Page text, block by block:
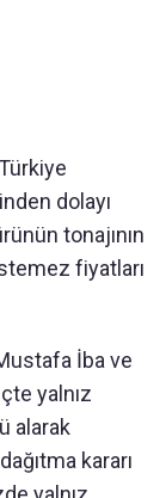
dolayı
tonajının
fiyatları
İba ve
yalnız
alarak
kararı